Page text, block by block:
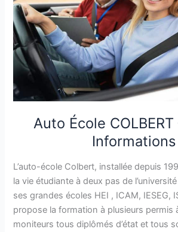
Informations
Auto École
Informations
L’auto-école Colbert, installée depuis
la vie étudiante à deux pas de
ses grandes écoles HEI , ICAM, IESEG,
propose la formation à plusieurs permis
moniteurs tous diplômés d’état et tous